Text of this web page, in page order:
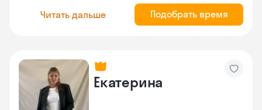
Читать дальше Подобрать время
Екатерина